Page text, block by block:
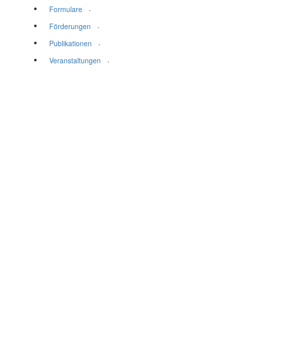
Formulare
.
Förderungen
.
Publikationen
.
Veranstaltungen
.